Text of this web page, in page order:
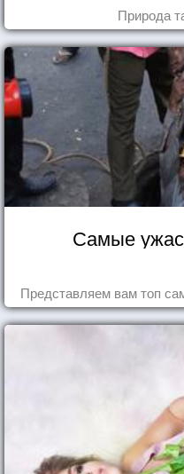
Природа
Самые
Представляем вам топ